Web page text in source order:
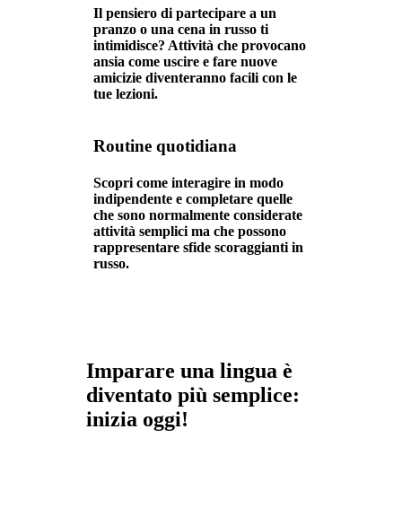
Il pensiero di partecipare a un
pranzo o una cena in russo ti
intimidisce? Attività che provocano
ansia come uscire e fare nuove
amicizie diventeranno facili con le
tue lezioni.
Routine quotidiana
Scopri come interagire in modo
indipendente e completare quelle
che sono normalmente considerate
attività semplici ma che possono
rappresentare sfide scoraggianti in
russo.
Imparare una lingua è
diventato più semplice:
inizia oggi!